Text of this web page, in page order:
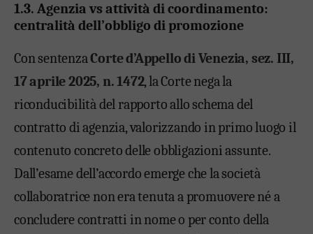
1.3. Agenzia vs attività di coordinamento:
centralità dell’obbligo di promozione
Con sentenzaCorte d’Appello di Venezia, sez. III,
17 aprile 2025, n. 1472, la Corte nega la
riconducibilità del rapporto allo schema del
contratto di agenzia, valorizzando in primo luogo il
contenuto concreto delle obbligazioni assunte.
Dall’esame dell’accordo emerge che la società
collaboratrice non era tenuta a promuovere né a
concludere contratti in nome o per conto della